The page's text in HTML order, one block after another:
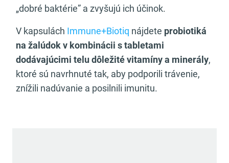
„dobré baktérie” a zvyšujú ich účinok.
V kapsulách Immune+Biotiq nájdete probiotiká
na žalúdok v kombinácii s tabletami
dodávajúcimi telu dôležité vitamíny a minerály,
ktoré sú navrhnuté tak, aby podporili trávenie,
znížili nadúvanie a posilnili imunitu.